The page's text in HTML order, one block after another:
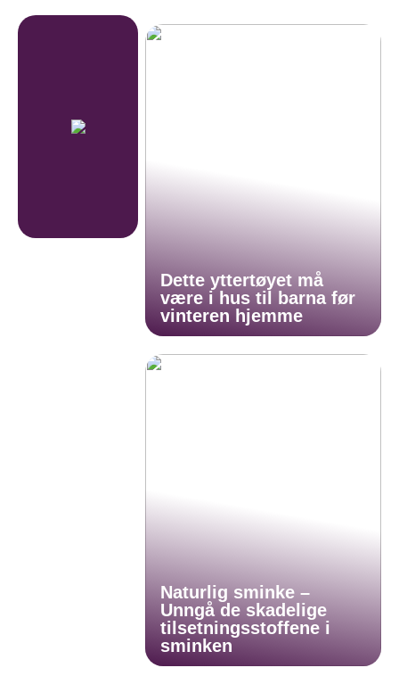
Dette yttertøyet må
være i hus til barna før
vinteren hjemme
Naturlig sminke –
Unngå de skadelige
tilsetningsstoffene i
sminken